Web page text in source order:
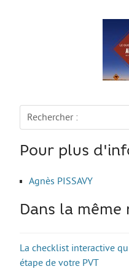
Préparer son départ
Stages, Études,
Emploi
Volontariat
Bénévolat
Mineur·es
LOGEMENT
Rechercher :
Pour plus
Agnès PISSAVY
Dans la même
La checklist interactive
étape de votre PVT